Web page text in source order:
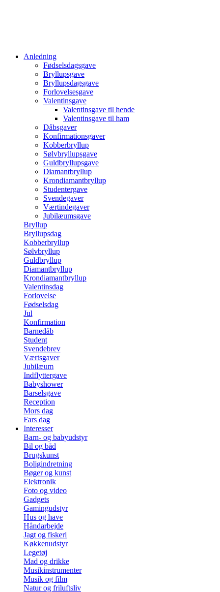
Anledning
Fødselsdagsgave
Bryllupsgave
Bryllupsdagsgave
Forlovelsesgave
Valentinsgave
Valentinsgave til hende
Valentinsgave til ham
Dåbsgaver
Konfirmationsgaver
Kobberbryllup
Sølvbryllupsgave
Guldbryllupsgave
Diamantbryllup
Krondiamantbryllup
Studentergave
Svendegaver
Værtindegaver
Jubilæumsgave
Bryllup
Bryllupsdag
Kobberbryllup
Sølvbryllup
Guldbryllup
Diamantbryllup
Krondiamantbryllup
Valentinsdag
Forlovelse
Fødselsdag
Jul
Konfirmation
Barnedåb
Student
Svendebrev
Værtsgaver
Jubilæum
Indflyttergave
Babyshower
Barselsgave
Reception
Mors dag
Fars dag
Interesser
Barn- og babyudstyr
Bil og båd
Brugskunst
Boligindretning
Bøger og kunst
Elektronik
Foto og video
Gadgets
Gamingudstyr
Hus og have
Håndarbejde
Jagt og fiskeri
Køkkenudstyr
Legetøj
Mad og drikke
Musikinstrumenter
Musik og film
Natur og friluftsliv